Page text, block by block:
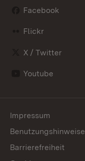
Facebook
Flickr
X / Twitter
Youtube
Impressum
Benutzungshinweise
Barrierefreiheit